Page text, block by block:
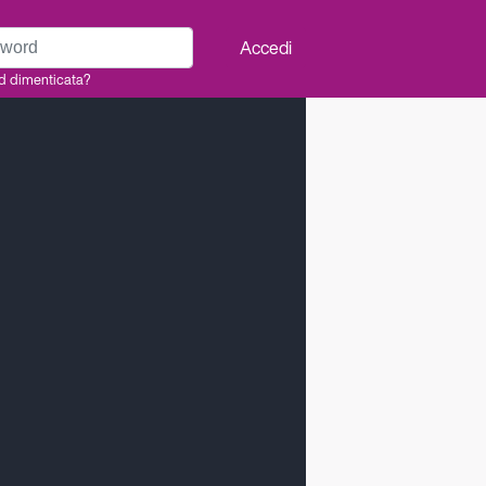
dimenticata?
Accedi